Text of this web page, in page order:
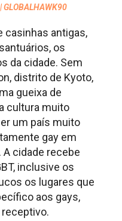
casinhas antigas,
os
da cidade. Sem
distrito de Kyoto,
gueixa de
cultura muito
um país muito
gay em
A cidade recebe
inclusive os
os lugares que
aos gays,